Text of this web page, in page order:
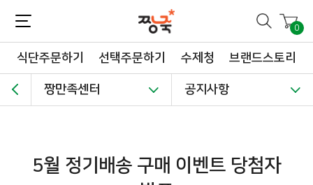
0
식단주문하기 선택주문하기 수제청 브랜드스토리
짱만족센터 공지사항
5월 정기배송 구매 이벤트 당첨자